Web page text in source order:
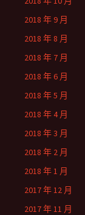
2018 年 9 月
2018 年 8 月
2018 年 7 月
2018 年 6 月
2018 年 5 月
2018 年 4 月
2018 年 3 月
2018 年 2 月
2018 年 1 月
2017 年 12 月
2017 年 11 月